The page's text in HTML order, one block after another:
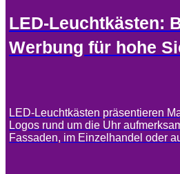
LED-Leuchtkästen:
Werbung für hohe
LED-Leuchtkästen präsentieren
Logos rund um die Uhr
Fassaden, im Einzelhandel oder